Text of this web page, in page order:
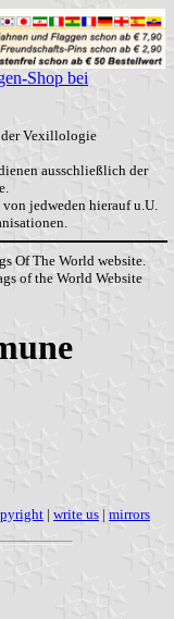
Shop bei
der Vexillologie
ausschließlich der
jedweden hierauf u.U.
Of The World website.
of the World Website
| write us | mirrors